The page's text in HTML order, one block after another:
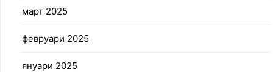
март 2025
февруари 2025
януари 2025